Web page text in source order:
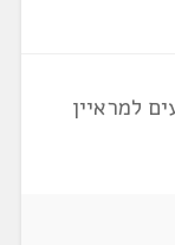
למראיין